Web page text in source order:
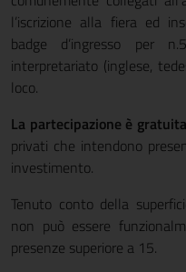
l’iscrizione alla fiera ed
badge d’ingresso per
interpretariato (inglese,
loco.
La partecipazione è
privati che intendono
investimento.
Tenuto conto della
non può essere
presenze superiore a 15.